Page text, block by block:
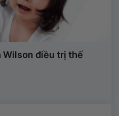
Wilson điều trị thế